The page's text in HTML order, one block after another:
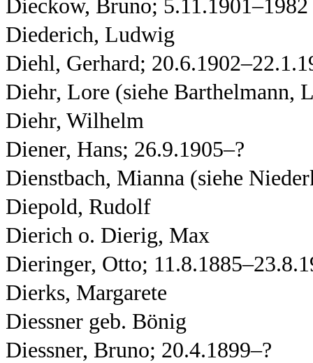
Dieckow, Bruno; 5.11.1901–1982
Diederich, Ludwig
Diehl, Gerhard;
Diehr, Lore (siehe Barthelmann,
Diehr, Wilhelm
Diener, Hans; 26.9.1905–?
Dienstbach, Mianna (siehe
Diepold, Rudolf
Dierich o. Dierig, Max
Dieringer, Otto;
Dierks, Margarete
Diessner geb. Bönig
Diessner, Bruno; 20.4.1899–?